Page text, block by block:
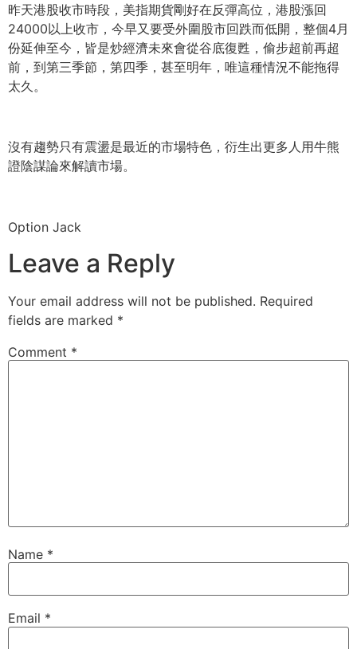
昨天港股收市時段，美指期貨剛好在反彈高位， 港股漲回
24000以上收市，今早又要受外圍股市回跌而低開， 整個4月
份延伸至今，皆是炒經濟未來會從谷底復甦， 偷步超前再超
前，到第三季節，第四季，甚至明年， 唯這種情況不能拖得
太久。
沒有趨勢只有震盪是最近的市場特色， 衍生出更多人用牛熊
證陰謀論來解讀市場。
Option Jack
Leave a Reply
Your email address will not be published. Required
fields are marked *
Comment *
Name *
Email *